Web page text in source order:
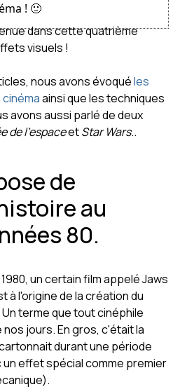
! 🙂
dans cette quatrième
visuels !
nous avons évoquéles
ainsi que les techniques
avons aussi parlé de deux
de l'espaceetStar Wars..
de
au
80.
un certain film appelé Jaws
à l'origine de la création du
terme que tout cinéphile
jours. En gros, c'était la
durant une période
effet spécial comme premier